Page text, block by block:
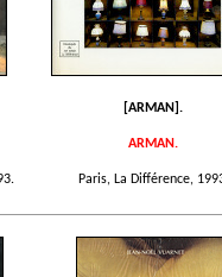
[ARMAN].
ARMAN.
Paris, La Différence,